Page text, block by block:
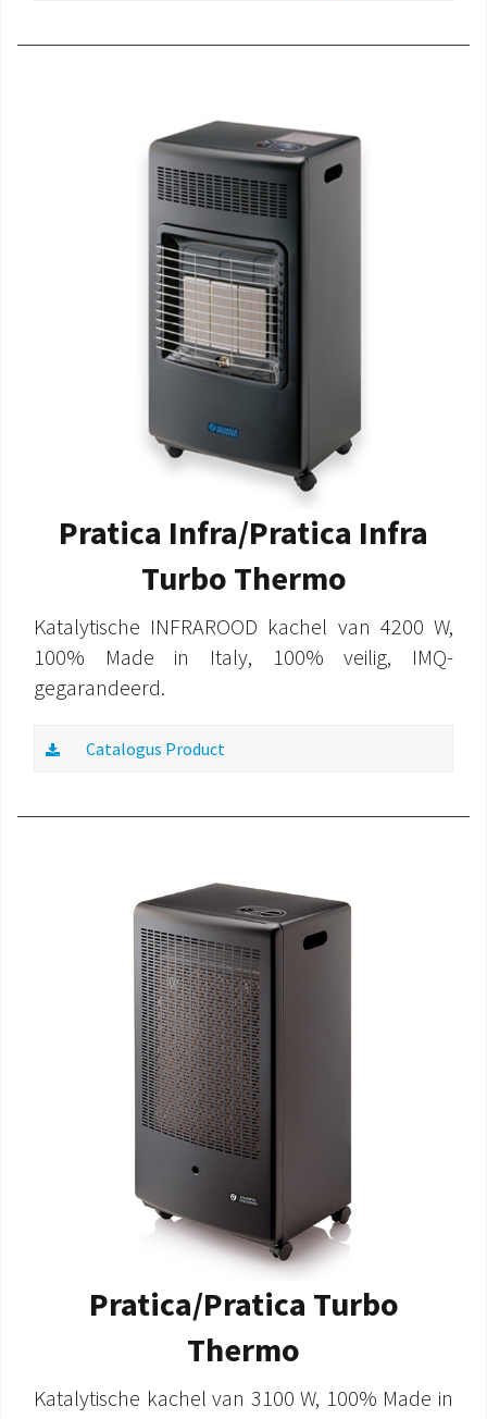
Pratica Infra/Pratica Infra
Turbo Thermo
Katalytische INFRAROOD kachel van 4200 W,
100% Made in Italy, 100% veilig, IMQ-
gegarandeerd.
Catalogus Product
Pratica/Pratica Turbo
Thermo
Katalytische kachel van 3100 W, 100% Made in